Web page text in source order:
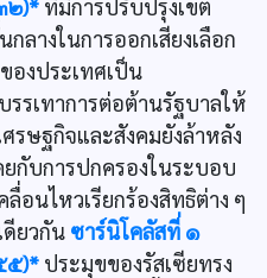
๒)* ที่มีการปรับปรุงเขต
ลางในการออกเสียงเลือก
องประเทศเป็น
รเทาการต่อต้านรัฐบาลให้
รษฐกิจและสังคมยังล้าหลัง
กับการปกครองในระบอบ
อนไหวเรียกร้องสิทธิต่าง ๆ
ยวกัน ซาร์นิโคลัสที่ ๑
๕)* ประมุขของรัสเซียทรง